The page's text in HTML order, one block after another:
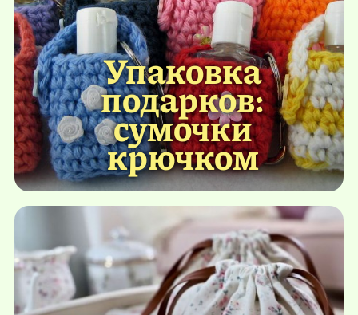
Упаковка
подарков:
сумочки
крючком